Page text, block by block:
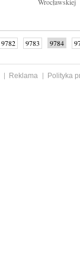
9782 9783 9784
Reklama
Polityka